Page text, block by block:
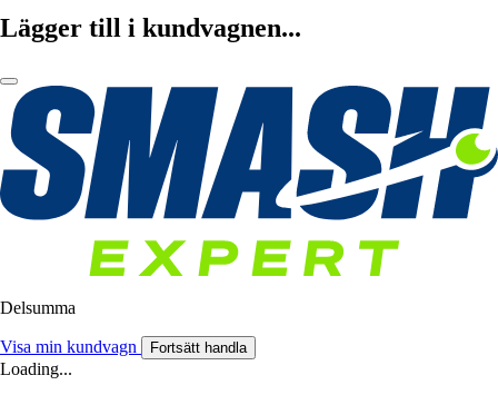
Lägger till i kundvagnen...
Delsumma
Visa min kundvagn Fortsätt handla
Loading...